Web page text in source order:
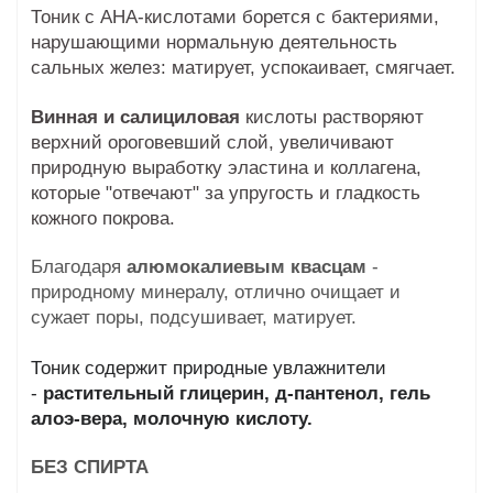
Тоник с АНА-кислотами борется с бактериями,
нарушающими нормальную деятельность
сальных желез: матирует, успокаивает, смягчает.
Винная и салициловая кислоты растворяют
верхний ороговевший слой, увеличивают
природную выработку эластина и коллагена,
которые "отвечают" за упругость и гладкость
кожного покрова.
Благодаря алюмокалиевым квасцам -
природному минералу, отлично очищает и
сужает поры, подсушивает, матирует.
Тоник содержит природные увлажнители
- растительный глицерин, д-пантенол, гель
алоэ-вера, молочную кислоту.
БЕЗ СПИРТА